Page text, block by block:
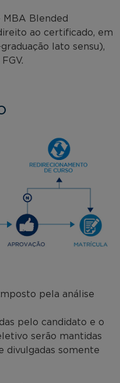
MBA Blended
ao certificado, em
lato sensu),
pela análise
pelo candidato e o
serão mantidas
divulgadas somente